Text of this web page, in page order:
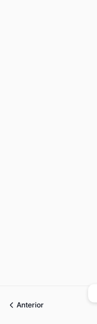
Anterior